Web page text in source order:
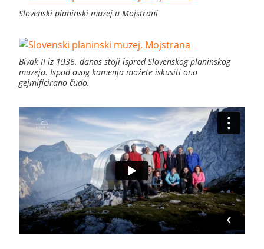
Slovenski planinski muzej u Mojstrani
Bivak II iz 1936. danas stoji ispred Slovenskog planinskog
muzeja. Ispod ovog kamenja možete iskusiti ono
gejmificirano čudo.